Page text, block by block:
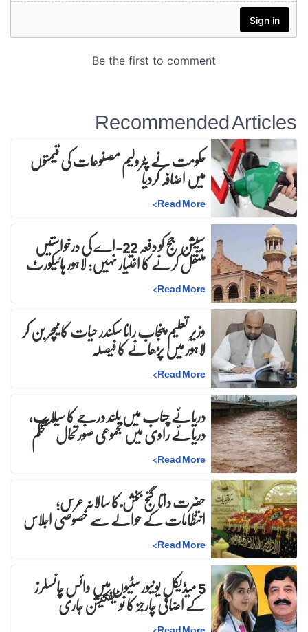
Recommended Articles
حکومت نے پٹرولیم مصنوعات کی قیمتوں
میں اضافہ کردیا
Read More
>
سیشن جج کو دفعہ 22-اے کی درخواستیں
منتقل کرنے کا اختیار نہیں: لاہور ہائیکورٹ
Read More
>
وزیرِ تعلیم پنجاب رانا سکندر حیات کا ٹیچر بن کر
لاہور میں پڑھانے کا فیصلہ
Read More
>
دریائے چناب میں بلند درجے کا سیلاب،
دریائے راوی میں مجموعی صورتحال مستحکم
Read More
>
حضرت داتا گنج بخش ؒ کا سالانہ عرس;
انتظامات کے حوالے سے خصوصی اجلاس
Read More
>
5 میڈیکل یونیورسٹیوں میں وائس چانسلرز
کے اضافی چارجز کا نوٹیفکیشن جاری